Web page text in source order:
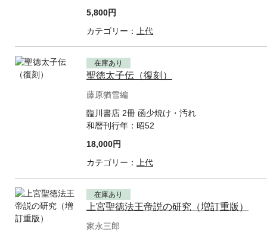
5,800円
カテゴリー： 上代
在庫あり
聖徳太子伝（復刻）
藤原猶雪編
臨川書店 2冊 函少焼け・汚れ
和暦刊行年： 昭52
18,000円
カテゴリー： 上代
在庫あり
上宮聖徳法王帝説の研究（増訂重版）
家永三郎